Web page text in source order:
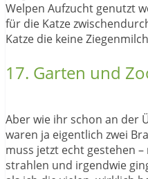
Welpen Aufzucht genutzt
für die Katze
Katze die keine
17. Garten und
Aber wie ihr schon an der
waren ja eigentlich zwei
muss jetzt echt gestehen
strahlen und irgendwie